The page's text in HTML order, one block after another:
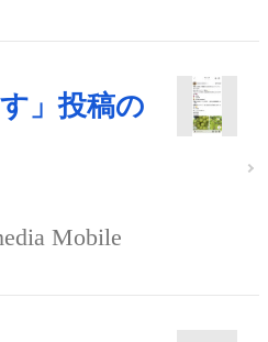
」投稿の
Mobile